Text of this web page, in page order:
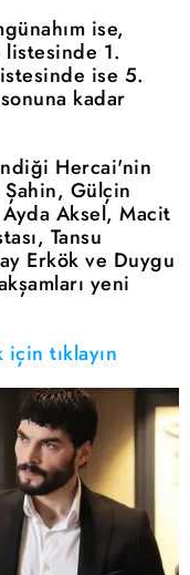
ise,
1.
ise 5.
kadar
Hercai'nin
Gülçin
Aksel, Macit
Tansu
Erkök ve Duygu
yeni
tıklayın